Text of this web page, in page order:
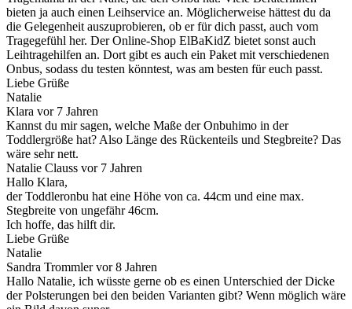
bieten ja auch einen Leihservice an. Möglicherweise hättest du da
die Gelegenheit auszuprobieren, ob er für dich passt, auch vom
Tragegefühl her. Der Online-Shop ElBaKidZ bietet sonst auch
Leihtragehilfen an. Dort gibt es auch ein Paket mit verschiedenen
Onbus, sodass du testen könntest, was am besten für euch passt.
Liebe Grüße
Natalie
Klara vor 7 Jahren
Kannst du mir sagen, welche Maße der Onbuhimo in der
Toddlergröße hat? Also Länge des Rückenteils und Stegbreite? Das
wäre sehr nett.
Natalie Clauss vor 7 Jahren
Hallo Klara,
der Toddleronbu hat eine Höhe von ca. 44cm und eine max.
Stegbreite von ungefähr 46cm.
Ich hoffe, das hilft dir.
Liebe Grüße
Natalie
Sandra Trommler vor 8 Jahren
Hallo Natalie, ich wüsste gerne ob es einen Unterschied der Dicke
der Polsterungen bei den beiden Varianten gibt? Wenn möglich wäre